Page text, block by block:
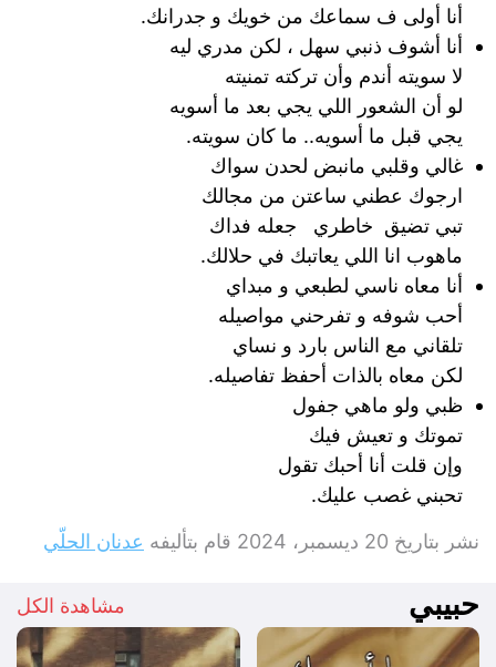
أنا أولى ف سماعك من خويك و جدرانك.
أنا أشوف ذنبي سهل ، لكن مدري ليه
لا سويته أندم وأن تركته تمنيته
لو أن الشعور اللي يجي بعد ما أسويه
يجي قبل ما أسويه.. ما كان سويته.
غالي وقلبي مانبض لحدن سواك
ارجوك عطني ساعتن من مجالك
تبي تضيق خاطري جعله فداك
ماهوب انا اللي يعاتبك في حلالك.
أنا معاه ناسي لطبعي و مبداي
أحب شوفه و تفرحني مواصيله
تلقاني مع الناس بارد و نساي
لكن معاه بالذات أحفظ تفاصيله.
ظبي ولو ماهي جفول
تموتك و تعيش فيك
وإن قلت أنا أحبك تقول
تحبني غصب عليك.
نشر بتاريخ 20 ديسمبر، 2024 قام بتأليفه عدنان الحلّي
حبيبي مشاهدة الكل